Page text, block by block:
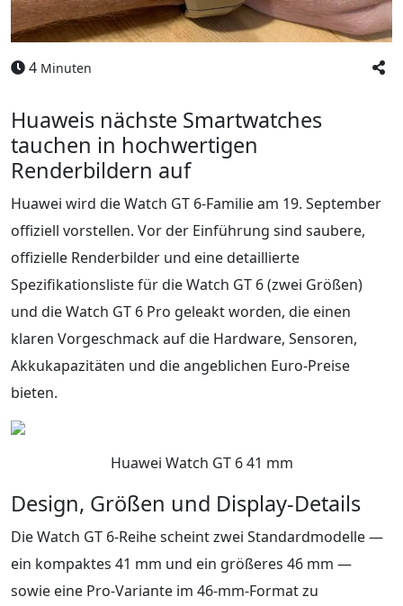
4 Minuten
Huaweis nächste Smartwatches
tauchen in hochwertigen
Renderbildern auf
Huawei wird die Watch GT 6-Familie am 19. September
offiziell vorstellen. Vor der Einführung sind saubere,
offizielle Renderbilder und eine detaillierte
Spezifikationsliste für die Watch GT 6 (zwei Größen)
und die Watch GT 6 Pro geleakt worden, die einen
klaren Vorgeschmack auf die Hardware, Sensoren,
Akkukapazitäten und die angeblichen Euro-Preise
bieten.
Huawei Watch GT 6 41 mm
Design, Größen und Display-Details
Die Watch GT 6-Reihe scheint zwei Standardmodelle —
ein kompaktes 41 mm und ein größeres 46 mm —
sowie eine Pro-Variante im 46-mm-Format zu